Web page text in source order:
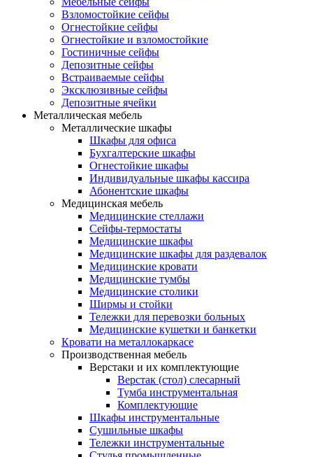
Взломостойкие сейфы
Огнестойкие сейфы
Огнестойкие и взломостойкие
Гостиничные сейфы
Депозитные сейфы
Встраиваемые сейфы
Эксклюзивные сейфы
Депозитные ячейки
Металлическая мебель
Металлические шкафы
Шкафы для офиса
Бухгалтерские шкафы
Огнестойкие шкафы
Индивидуальные шкафы кассира
Абонентские шкафы
Медицинская мебель
Медицинские стеллажи
Сейфы-термостаты
Медицинские шкафы
Медицинские шкафы для раздевалок
Медицинские кровати
Медицинские тумбы
Медицинские столики
Ширмы и стойки
Тележки для перевозки больных
Медицинские кушетки и банкетки
Кровати на металлокаркасе
Производственная мебель
Верстаки и их комплектующие
Верстак (стол) слесарный
Тумба инструментальная
Комплектующие
Шкафы инструментальные
Сушильные шкафы
Тележки инструментальные